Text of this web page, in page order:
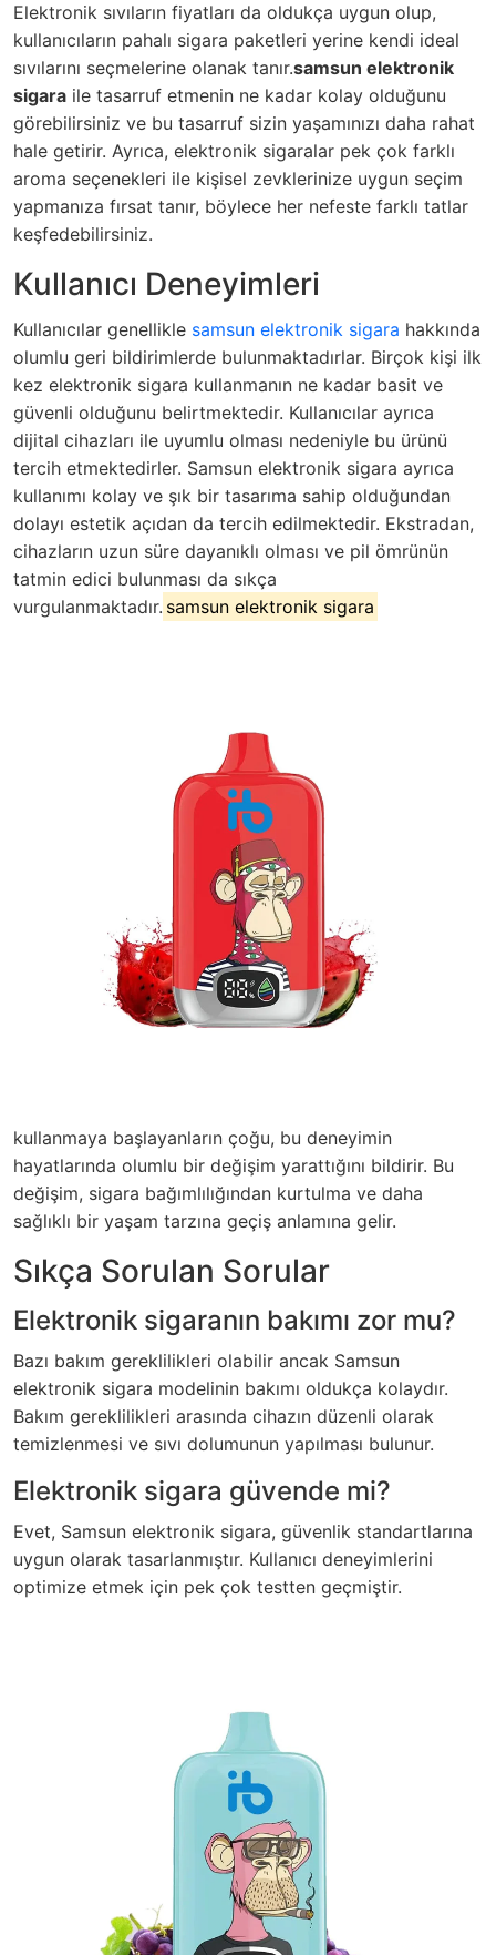
Elektronik sıvıların fiyatları da oldukça uygun olup,
kullanıcıların pahalı sigara paketleri yerine kendi ideal
sıvılarını seçmelerine olanak tanır.samsun elektronik
sigara ile tasarruf etmenin ne kadar kolay olduğunu
görebilirsiniz ve bu tasarruf sizin yaşamınızı daha rahat
hale getirir. Ayrıca, elektronik sigaralar pek çok farklı
aroma seçenekleri ile kişisel zevklerinize uygun seçim
yapmanıza fırsat tanır, böylece her nefeste farklı tatlar
keşfedebilirsiniz.
Kullanıcı Deneyimleri
Kullanıcılar genellikle samsun elektronik sigara hakkında
olumlu geri bildirimlerde bulunmaktadırlar. Birçok kişi ilk
kez elektronik sigara kullanmanın ne kadar basit ve
güvenli olduğunu belirtmektedir. Kullanıcılar ayrıca
dijital cihazları ile uyumlu olması nedeniyle bu ürünü
tercih etmektedirler. Samsun elektronik sigara ayrıca
kullanımı kolay ve şık bir tasarıma sahip olduğundan
dolayı estetik açıdan da tercih edilmektedir. Ekstradan,
cihazların uzun süre dayanıklı olması ve pil ömrünün
tatmin edici bulunması da sıkça
vurgulanmaktadır. samsun elektronik sigara
kullanmaya başlayanların çoğu, bu deneyimin
hayatlarında olumlu bir değişim yarattığını bildirir. Bu
değişim, sigara bağımlılığından kurtulma ve daha
sağlıklı bir yaşam tarzına geçiş anlamına gelir.
Sıkça Sorulan Sorular
Elektronik sigaranın bakımı zor mu?
Bazı bakım gereklilikleri olabilir ancak Samsun
elektronik sigara modelinin bakımı oldukça kolaydır.
Bakım gereklilikleri arasında cihazın düzenli olarak
temizlenmesi ve sıvı dolumunun yapılması bulunur.
Elektronik sigara güvende mi?
Evet, Samsun elektronik sigara, güvenlik standartlarına
uygun olarak tasarlanmıştır. Kullanıcı deneyimlerini
optimize etmek için pek çok testten geçmiştir.